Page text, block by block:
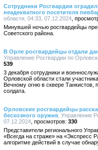
Сотрудники Росгвардии
неадекватного посетителя
области, 04:33, 07.12.2024
Минувшей ночью росгвардейцы
Советского района.
В Орле росгвардейцы отдали
Управление Росгвардии по
539
3 декабря сотрудники и
Орловской области стали
Вечному огню в сквере Танкистов,
солдата.
Орловские росгвардейцы
бесхозного оружия , Управление
07.12.2024
330
Представители регионального
«Всегда на страже» на «Экспресс
алгоритме действий в случае